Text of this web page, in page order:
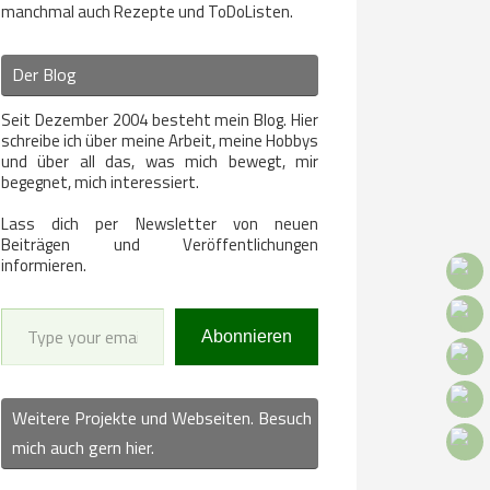
manchmal auch Rezepte und ToDoListen.
Der Blog
Seit Dezember 2004 besteht mein Blog. Hier
schreibe ich über meine Arbeit, meine Hobbys
und über all das, was mich bewegt, mir
begegnet, mich interessiert.
Lass dich per Newsletter von neuen
Beiträgen und Veröffentlichungen
informieren.
Type your email…
Abonnieren
Weitere Projekte und Webseiten. Besuch
mich auch gern hier.